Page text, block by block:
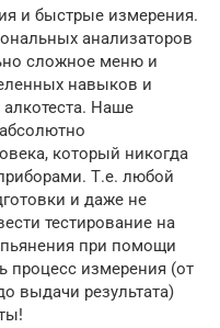
и быстрые измерения.
анализаторов
сложное меню и
навыков и
Наше
который никогда
Т.е. любой
и даже не
тестирование на
при помощи
процесс измерения (от
выдачи результата)